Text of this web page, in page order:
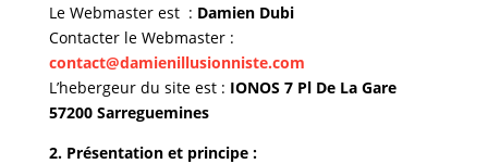
Le Webmaster est : Damien Dubi
Contacter le Webmaster :
contact@damienillusionniste.com
L’hebergeur du site est : IONOS 7 Pl De La Gare
57200 Sarreguemines
2. Présentation et principe :